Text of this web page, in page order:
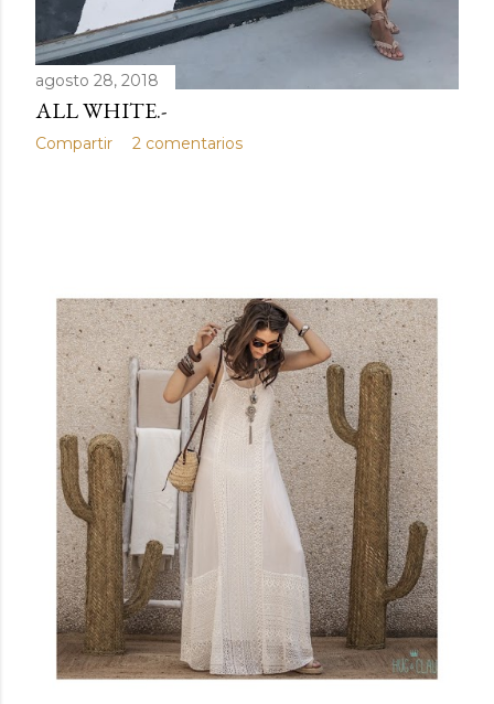
agosto 28, 2018
ALL WHITE.-
Compartir 2 comentarios